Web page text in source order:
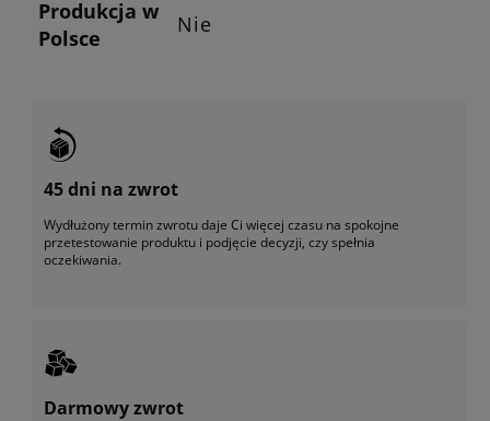
Produkcja w
Polsce
Nie
45 dni na zwrot
Wydłużony termin zwrotu daje Ci więcej czasu na spokojne
przetestowanie produktu i podjęcie decyzji, czy spełnia
oczekiwania.
Darmowy zwrot